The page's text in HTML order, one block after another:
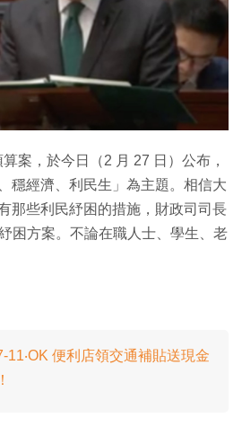
案，於今日（2 月 27 日）公布，
穩經濟、利民生」為主題。相信大
那些利民紓困的措施，財政司司長
困方案。不論在職人士、學生、老
11‧OK 便利店領交通補貼送現金